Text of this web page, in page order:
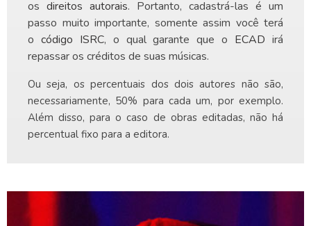
os direitos autorais. Portanto, cadastrá-las é um
passo muito importante, somente assim você terá
o código ISRC, o qual garante que o ECAD irá
repassar os créditos de suas músicas.
Ou seja, os percentuais dos dois autores não são,
necessariamente, 50% para cada um, por exemplo.
Além disso, para o caso de obras editadas, não há
percentual fixo para a editora.